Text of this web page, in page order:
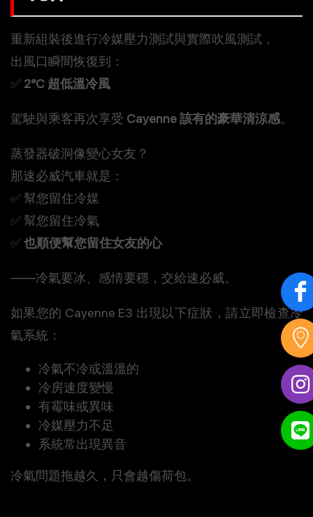
重新組裝後進行冷媒壓力測試與實際吹風測試，
出風口瞬間恢復到：
✅ 2°C 超低溫冷風
駕駛與乘客再次享受 Cayenne 該有的豪華清涼感。
蒸發器破洞像變心女友？
那速必威汽車就是：
✅ 幫您留住冷媒
✅ 幫您留住冷氣
✅也順便幫您留住女友的心
——冷氣要冰、感情要穩，交給速必威。
如果您的 Cayenne E3 出現以下症狀，請立即檢查冷
氣系統：
冷氣不冷或溫溫的
冷房速度變慢
有霉味或異味
冷媒壓力不足
系統常出現異音
冷氣問題拖越久，只會越傷荷包。